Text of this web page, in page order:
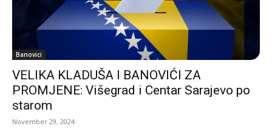
Banovici
VELIKA KLADUŠA I BANOVIĆI ZA
PROMJENE: Višegrad i Centar Sarajevo po
starom
November 29, 2024